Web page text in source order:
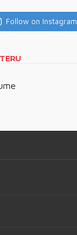
Follow on Instagram